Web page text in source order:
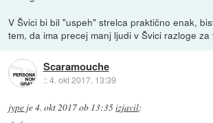
V Švici bi bil "uspeh" strelca praktično enak,
tem, da ima precej manj ljudi v Švici razloge
Scaramouche
::4. okt 2017, 13:39
jype je4. okt 2017 ob 13:35izjavil: